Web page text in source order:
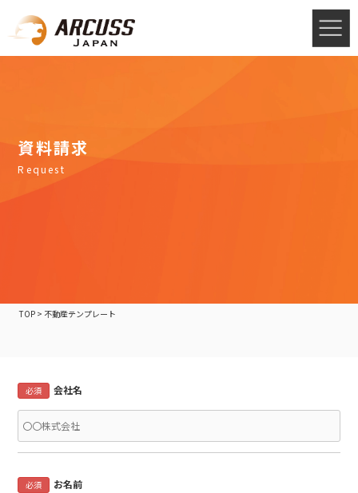
資料請求
Request
TOP > 不動産テンプレート
必須 会社名
必須 お名前